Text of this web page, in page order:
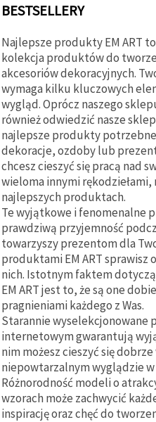
BESTSELLERY
Najlepsze produkty EM ART
kolekcja produktów do
akcesoriów dekoracyjnych.
wymaga kilku kluczowych
wygląd. Oprócz naszego
również odwiedzić nasze
najlepsze produkty
dekoracje, ozdoby lub
chcesz cieszyć się pracą nad
wieloma innymi rękodziełami,
najlepszych produktach.
Te wyjątkowe i fenomenalne
prawdziwą przyjemność
towarzyszy prezentom dla
produktami EM ART sprawisz
nich. Istotnym faktem
EM ART jest to, że są one
pragnieniami każdego z Was.
Starannie wyselekcjonowane
internetowym gwarantują
nim możesz cieszyć się
niepowtarzalnym wyglądzie
Różnorodność modeli o
wzorach może zachwycić
inspirację oraz chęć do